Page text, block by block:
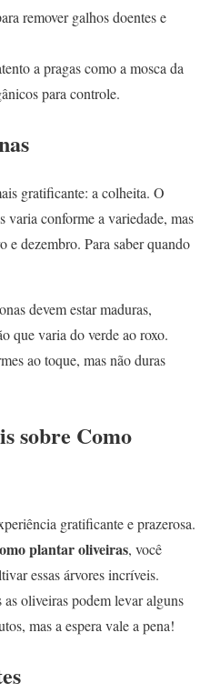
remover galhos doentes e
a pragas como a mosca da
para controle.
gratificante: a colheita. O
varia conforme a variedade, mas
e dezembro. Para saber quando
devem estar maduras,
que varia do verde ao roxo.
ao toque, mas não duras
sobre Como
gratificante e prazerosa.
plantar oliveiras, você
essas árvores incríveis.
oliveiras podem levar alguns
mas a espera vale a pena!